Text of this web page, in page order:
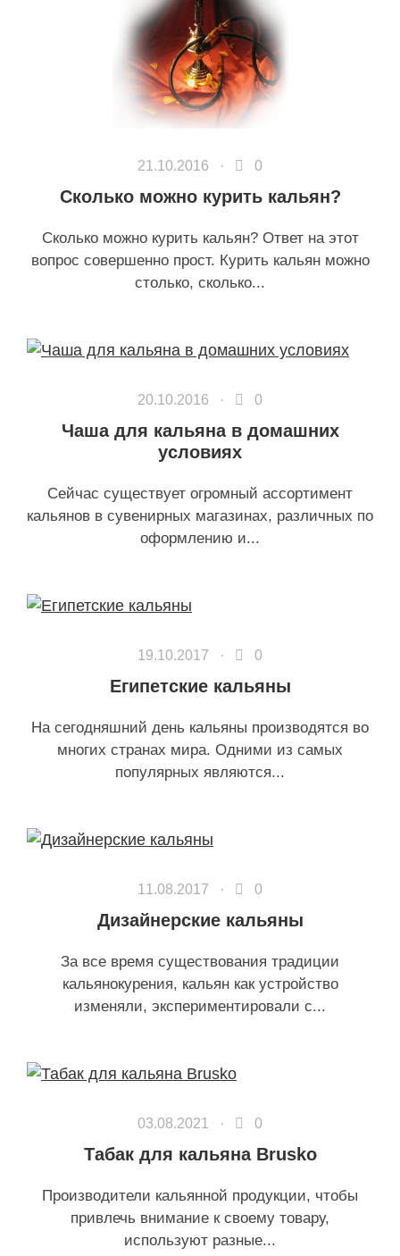
21.10.2016 · 0
Сколько можно курить кальян?
Сколько можно курить кальян? Ответ на этот
вопрос совершенно прост. Курить кальян можно
столько, сколько...
20.10.2016 · 0
Чаша для кальяна в домашних
условиях
Сейчас существует огромный ассортимент
кальянов в сувенирных магазинах, различных по
оформлению и...
19.10.2017 · 0
Египетские кальяны
На сегодняшний день кальяны производятся во
многих странах мира. Одними из самых
популярных являются...
11.08.2017 · 0
Дизайнерские кальяны
За все время существования традиции
кальянокурения, кальян как устройство
изменяли, экспериментировали с...
03.08.2021 · 0
Табак для кальяна Brusko
Производители кальянной продукции, чтобы
привлечь внимание к своему товару,
используют разные...